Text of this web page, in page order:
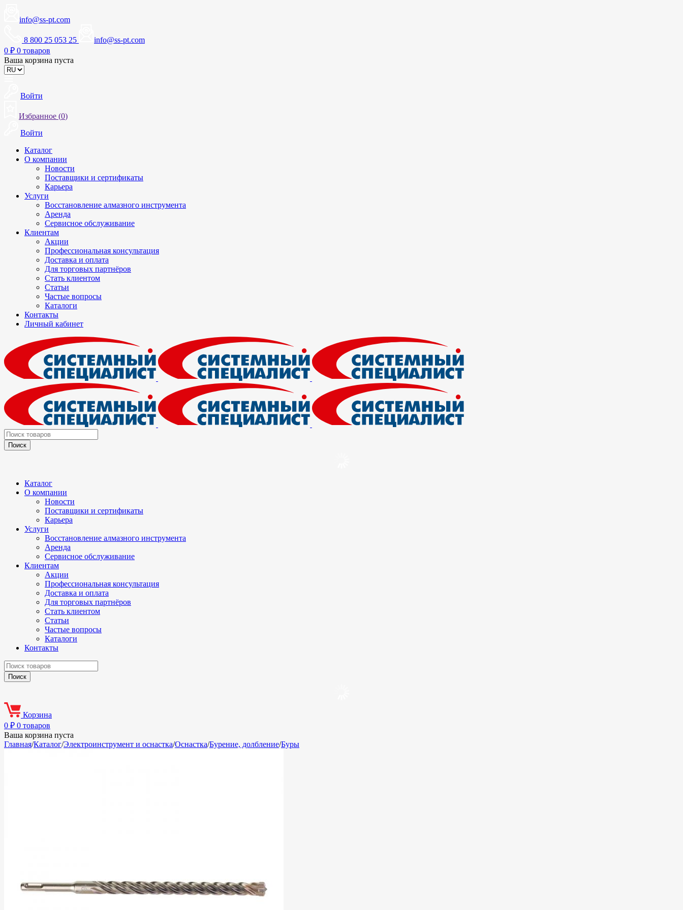
info@ss-pt.com
8 800 25 053 25
info@ss-pt.com
0 ₽ 0 товаров
Ваша корзина пуста
Войти
Избранное (0)
Войти
Каталог
О компании
Новости
Поставщики и сертификаты
Карьера
Услуги
Восстановление алмазного инструмента
Аренда
Сервисное обслуживание
Клиентам
Акции
Профессиональная консультация
Доставка и оплата
Для торговых партнёров
Стать клиентом
Статьи
Частые вопросы
Каталоги
Контакты
Личный кабинет
Каталог
О компании
Новости
Поставщики и сертификаты
Карьера
Услуги
Восстановление алмазного инструмента
Аренда
Сервисное обслуживание
Клиентам
Акции
Профессиональная консультация
Доставка и оплата
Для торговых партнёров
Стать клиентом
Статьи
Частые вопросы
Каталоги
Контакты
Корзина
0 ₽ 0 товаров
Ваша корзина пуста
Главная/Каталог/Электроинструмент и оснастка/Оснастка/Бурение, долбление/Буры